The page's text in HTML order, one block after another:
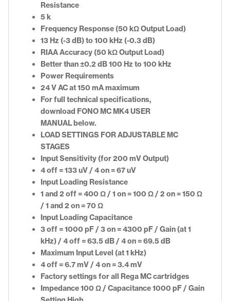
Resistance
5 k
Frequency Response (50 kΩ Output Load)
13 Hz (-3 dB) to 100 kHz (-0.3 dB)
RIAA Accuracy (50 kΩ Output Load)
Better than ±0.2 dB 100 Hz to 100 kHz
Power Requirements
24 V AC at 150 mA maximum
For full technical specifications,
download FONO MC MK4 USER
MANUAL below.
LOAD SETTINGS FOR ADJUSTABLE MC
STAGES
Input Sensitivity (for 200 mV Output)
4 off = 133 uV / 4 on = 67 uV
Input Loading Resistance
1 and 2 off = 400 Ω / 1 on = 100 Ω / 2 on = 150 Ω
/ 1 and 2 on = 70 Ω
Input Loading Capacitance
3 off = 1000 pF / 3 on = 4300 pF / Gain (at 1
kHz) / 4 off = 63.5 dB / 4 on = 69.5 dB
Maximum Input Level (at 1 kHz)
4 off = 6.7 mV / 4 on = 3.4 mV
Factory settings for all Rega MC cartridges
Impedance 100 Ω / Capacitance 1000 pF / Gain